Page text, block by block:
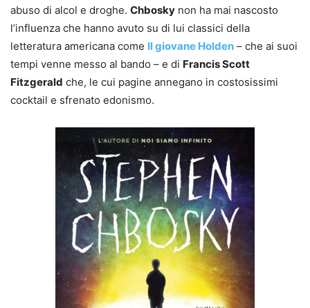
abuso di alcol e droghe. Chbosky non ha mai nascosto
l’influenza che hanno avuto su di lui classici della
letteratura americana come Il giovane Holden – che ai suoi
tempi venne messo al bando – e di Francis Scott
Fitzgerald che, le cui pagine annegano in costosissimi
cocktail e sfrenato edonismo.